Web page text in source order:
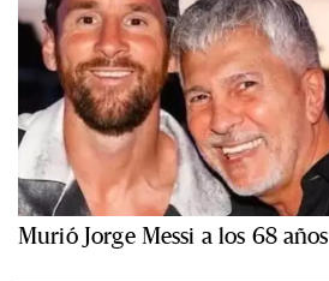
Murió Jorge Messi a los 68 años